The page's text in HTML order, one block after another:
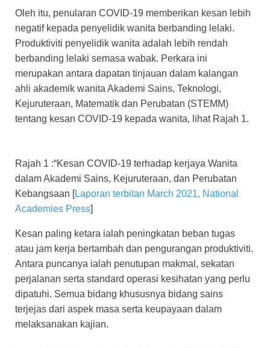
Oleh itu, penularan COVID-19 memberikan kesan lebih
negatif kepada penyelidik wanita berbanding lelaki.
Produktiviti penyelidik wanita adalah lebih rendah
berbanding lelaki semasa wabak. Perkara ini
merupakan antara dapatan tinjauan dalam kalangan
ahli akademik wanita Akademi Sains, Teknologi,
Kejuruteraan, Matematik dan Perubatan (STEMM)
tentang kesan COVID-19 kepada wanita, lihat Rajah 1.
Rajah 1 :“Kesan COVID-19 terhadap kerjaya Wanita
dalam Akademi Sains, Kejuruteraan, dan Perubatan
Kebangsaan [Laporan terbitan March 2021, National
Academies Press]
Kesan paling ketara ialah peningkatan beban tugas
atau jam kerja bertambah dan pengurangan produktiviti.
Antara puncanya ialah penutupan makmal, sekatan
perjalanan serta standard operasi kesihatan yang perlu
dipatuhi. Semua bidang khususnya bidang sains
terjejas dari aspek masa serta keupayaan dalam
melaksanakan kajian.